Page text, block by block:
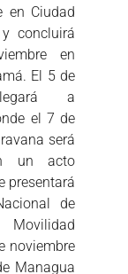
en Ciudad
concluirá
en
El 5 de
a
el 7 de
será
un acto
presentará
de
noviembre
Managua